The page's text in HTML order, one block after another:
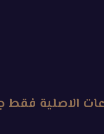
الاصلية فقط